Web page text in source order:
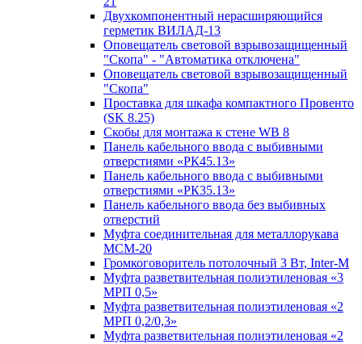
Двухкомпонентный нерасширяющийся
герметик ВИЛАД-13
Оповещатель световой взрывозащищенный
"Скопа" - "Автоматика отключена"
Оповещатель световой взрывозащищенный
"Скопа"
Проставка для шкафа компактного Провенто
(SK 8.25)
Скобы для монтажа к стене WB 8
Панель кабельного ввода с выбивными
отверстиями «РК45.13»
Панель кабельного ввода с выбивными
отверстиями «РК35.13»
Панель кабельного ввода без выбивных
отверстий
Муфта соединительная для металлорукава
МСМ-20
Громкоговоритель потолочный 3 Вт, Inter-M
Муфта разветвительная полиэтиленовая «3
МРП 0,5»
Муфта разветвительная полиэтиленовая «2
МРП 0,2/0,3»
Муфта разветвительная полиэтиленовая «2